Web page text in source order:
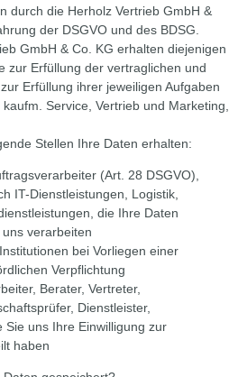
durch die Herholz Vertrieb GmbH &
der DSGVO und des BDSG.
GmbH & Co. KG erhalten diejenigen
zur Erfüllung der vertraglichen und
Erfüllung ihrer jeweiligen Aufgaben
Service, Vertrieb und Marketing,
Stellen Ihre Daten erhalten:
(Art. 28 DSGVO),
IT-Dienstleistungen, Logistik,
die Ihre Daten
verarbeiten
bei Vorliegen einer
Verpflichtung
Berater, Vertreter,
Dienstleister,
Sie uns Ihre Einwilligung zur
haben